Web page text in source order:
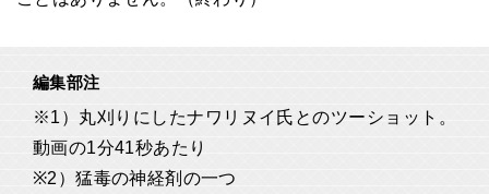
編集部注
※1）丸刈りにしたナワリヌイ氏とのツーショット。
動画の1分41秒あたり
※2）猛毒の神経剤の一つ